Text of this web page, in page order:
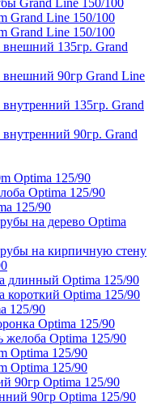
Grand Line 150/100
Grand Line 150/100
Grand Line 150/100
135гр. Grand
внешний 90гр Grand Line
135гр. Grand
90гр. Grand
Optima 125/90
Optima 125/90
125/90
на дерево Optima
на кирпичную стену
длинный Optima 125/90
короткий Optima 125/90
125/90
Optima 125/90
желоба Optima 125/90
Optima 125/90
Optima 125/90
90гр Optima 125/90
90гр Optima 125/90